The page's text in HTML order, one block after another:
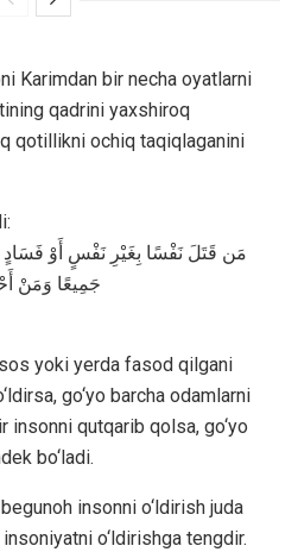
Karimdan bir necha oyatlarni
qadrini yaxshiroq
qotillikni ochiq taqiqlaganini
مَن قَتَلَ نَفْسًا بِغَيْرِ نَفْسٍ أَوْ
جَمِيعًا وَمَنْ
yoki yerda fasod qilgani
go‘yo barcha odamlarni
insonni qutqarib qolsa, go‘yo
bo‘ladi.
insonni o‘ldirish juda
o‘ldirishga tengdir.